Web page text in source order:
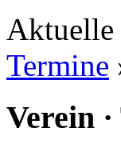
Aktuelle
Termine
Verein